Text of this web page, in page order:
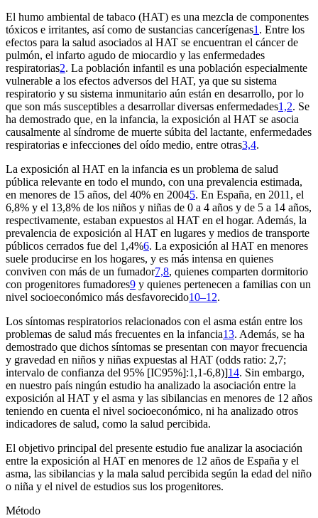
El humo ambiental de tabaco (HAT) es una mezcla de componentes
tóxicos e irritantes, así como de sustancias cancerígenas1 . Entre los
efectos para la salud asociados al HAT se encuentran el cáncer de
pulmón, el infarto agudo de miocardio y las enfermedades
respiratorias2. La población infantil es una población especialmente
vulnerable a los efectos adversos del HAT, ya que su sistema
respiratorio y su sistema inmunitario aún están en desarrollo, por lo
que son más susceptibles a desarrollar diversas enfermedades1,2. Se
ha demostrado que, en la infancia, la exposición al HAT se asocia
causalmente al síndrome de muerte súbita del lactante, enfermedades
respiratorias e infecciones del oído medio, entre otras3,4.
La exposición al HAT en la infancia es un problema de salud
pública relevante en todo el mundo, con una prevalencia estimada,
en menores de 15 años, del 40% en 20045. En España, en 2011, el
6,8% y el 13,8% de los niños y niñas de 0 a 4 años y de 5 a 14 años,
respectivamente, estaban expuestos al HAT en el hogar. Además, la
prevalencia de exposición al HAT en lugares y medios de transporte
públicos cerrados fue del 1,4%6. La exposición al HAT en menores
suele producirse en los hogares, y es más intensa en quienes
conviven con más de un fumador7,8, quienes comparten dormitorio
con progenitores fumadores9 y quienes pertenecen a familias con un
nivel socioeconómico más desfavorecido10–12.
Los síntomas respiratorios relacionados con el asma están entre los
problemas de salud más frecuentes en la infancia13. Además, se ha
demostrado que dichos síntomas se presentan con mayor frecuencia
y gravedad en niños y niñas expuestas al HAT (odds ratio: 2,7;
intervalo de confianza del 95% [IC95%]:1,1-6,8)]14. Sin embargo,
en nuestro país ningún estudio ha analizado la asociación entre la
exposición al HAT y el asma y las sibilancias en menores de 12 años
teniendo en cuenta el nivel socioeconómico, ni ha analizado otros
indicadores de salud, como la salud percibida.
El objetivo principal del presente estudio fue analizar la asociación
entre la exposición al HAT en menores de 12 años de España y el
asma, las sibilancias y la mala salud percibida según la edad del niño
o niña y el nivel de estudios sus los progenitores.
Método